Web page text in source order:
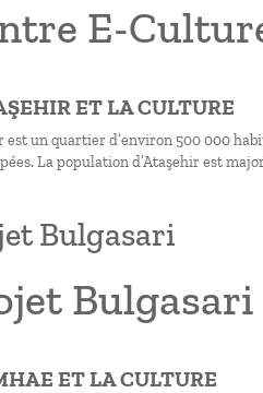
E-
ET LA CULTURE
est un quartier d’environ 500 000
La population d’Ataşehir est
Bulgasari
Bulgasari
ET LA CULTURE